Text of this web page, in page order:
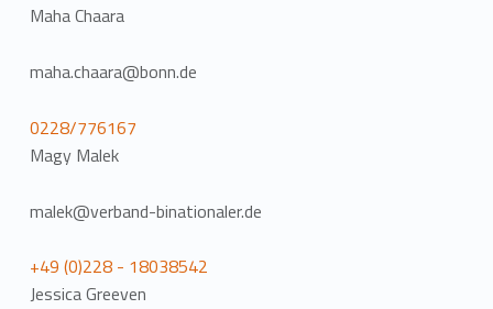
Maha Chaara
maha.chaara@bonn.de
0228/776167
Magy Malek
malek@verband-binationaler.de
+49 (0)228 - 18038542
Jessica Greeven